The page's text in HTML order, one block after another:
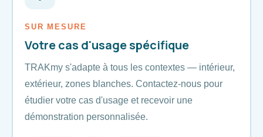
SUR MESURE
Votre cas d'usage spécifique
TRAKmy s'adapte à tous les contextes — intérieur,
extérieur, zones blanches. Contactez-nous pour
étudier votre cas d'usage et recevoir une
démonstration personnalisée.